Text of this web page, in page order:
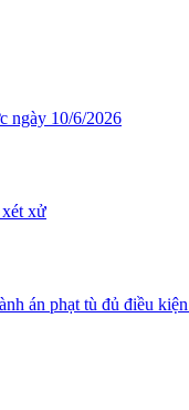
ngày 10/6/2026
xử
án phạt tù đủ điều